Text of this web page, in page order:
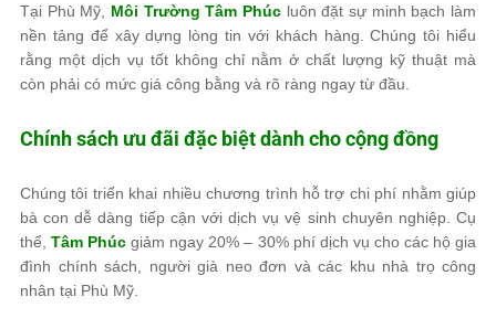
Tại Phù Mỹ, Môi Trường Tâm Phúc luôn đặt sự minh bạch làm
nền tảng để xây dựng lòng tin với khách hàng. Chúng tôi hiểu
rằng một dịch vụ tốt không chỉ nằm ở chất lượng kỹ thuật mà
còn phải có mức giá công bằng và rõ ràng ngay từ đầu.
Chính sách ưu đãi đặc biệt dành cho cộng đồng
Chúng tôi triển khai nhiều chương trình hỗ trợ chi phí nhằm giúp
bà con dễ dàng tiếp cận với dịch vụ vệ sinh chuyên nghiệp. Cụ
thể,Tâm Phúc giảm ngay 20% – 30% phí dịch vụ cho các hộ gia
đình chính sách, người già neo đơn và các khu nhà trọ công
nhân tại Phù Mỹ.